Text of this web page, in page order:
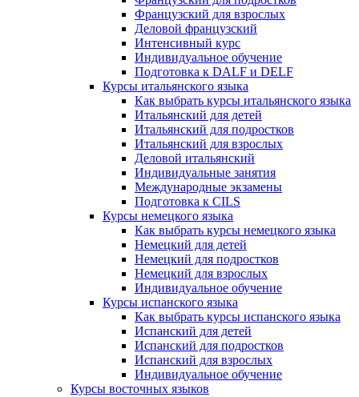
Французский для взрослых
Деловой французский
Интенсивный курс
Индивидуальное обучение
Подготовка к DALF и DELF
Курсы итальянского языка
Как выбрать курсы итальянского языка
Итальянский для детей
Итальянский для подростков
Итальянский для взрослых
Деловой итальянский
Индивидуальные занятия
Международные экзамены
Подготовка к CILS
Курсы немецкого языка
Как выбрать курсы немецкого языка
Немецкий для детей
Немецкий для подростков
Немецкий для взрослых
Индивидуальное обучение
Курсы испанского языка
Как выбрать курсы испанского языка
Испанский для детей
Испанский для подростков
Испанский для взрослых
Индивидуальное обучение
Курсы восточных языков